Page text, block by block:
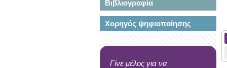
Βιβλιογραφία
Χορηγός ψηφιοποίησης
Γίνε μέλος για να